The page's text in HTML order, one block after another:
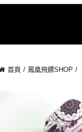
首頁 鳳凰飛鏢SHOP